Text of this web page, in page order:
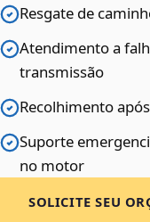
Resgate de
Atendimento a
transmissão
Recolhimento
Suporte
no motor
SOLICITE SEU